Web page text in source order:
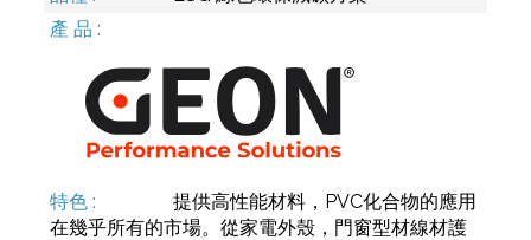
提供高性能材料，PVC化合物的應用
在幾乎所有的市場。從家電外殼，門窗型材線材護